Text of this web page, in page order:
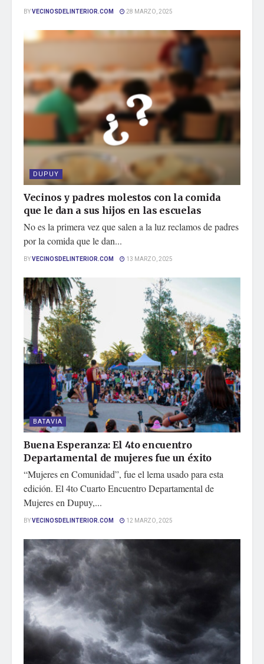
BYVECINOSDELINTERIOR.COM 28 MARZO, 2025
DUPUY
Vecinos y padres molestos con la comida
que le dan a sus hijos en las escuelas
No es la primera vez que salen a la luz reclamos de padres
por la comida que le dan...
BYVECINOSDELINTERIOR.COM 13 MARZO, 2025
BATAVIA
Buena Esperanza: El 4to encuentro
Departamental de mujeres fue un éxito
“Mujeres en Comunidad”, fue el lema usado para esta
edición. El 4to Cuarto Encuentro Departamental de
Mujeres en Dupuy,...
BYVECINOSDELINTERIOR.COM 12 MARZO, 2025